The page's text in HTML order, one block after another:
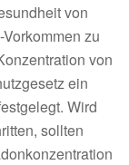
von
zu
von
ein
Wird
sollten